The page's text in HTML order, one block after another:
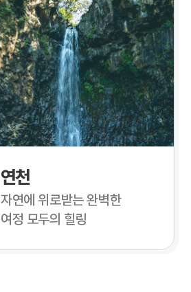
연천
자연에 위로받는 완벽한
여정 모두의 힐링